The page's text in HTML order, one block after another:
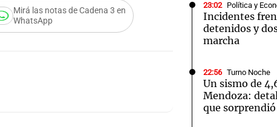
Mirá las notas de Cadena 3 en
WhatsApp
23:02 Política y
Incidentes
detenidos y
marcha
22:56 Turno Noche
Un sismo de
Mendoza:
que